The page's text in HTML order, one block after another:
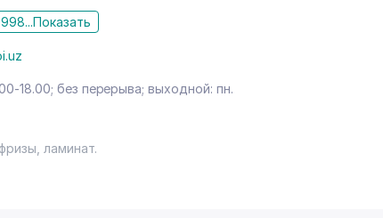
Показать
18.00; без перерыва; выходной: пн.
ламинат.